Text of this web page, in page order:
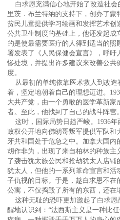
白求恩充满信心地开始了改造社会
里茨．布兰特纳的支持下，创办了蒙
贫民儿童提供学习绘画和发挥艺术创
公共卫生制度的基础上，他还发起成
的是使最需要医疗的人得到适当的照
署发表了《人民保健会宣言》，呼吁
惨处境，并提出许多建议来改善公共
度。
从最初的单纯依靠医术救人到改造
着，坚定地朝着自己的理想迈进。
大共产党，由一个勇敢的医学革新家
者。至此，他找到了自己的战斗阵营。
这时，国际局势日趋严峻。1936年
政权公开地向佛朗哥叛军提供军队和
牙共和国处于危急之中。加拿大国内
胡作非为，出现了来自柏林的种族主
了袭击犹太族公民和抢劫犹太人店铺
犹太人，但他的一系列革命宣言和活
子仇视的目标。于是，趁白求恩不在
公寓，不仅捣毁了所有的东西，还在
这种无耻的恐吓更加激起了白求恩
醒地认识到：“法西斯主义是一种比